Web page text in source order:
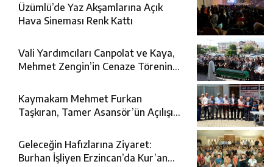
Üzümlü’de Yaz Akşamlarına Açık
Hava Sineması Renk Kattı
Vali Yardımcıları Canpolat ve Kaya,
Mehmet Zengin’in Cenaze Törenine
Kaymakam Mehmet Furkan
Taşkıran, Tamer Asansör’ün Açılışına
Geleceğin Hafızlarına Ziyaret:
Burhan İşliyen Erzincan’da Kur’an